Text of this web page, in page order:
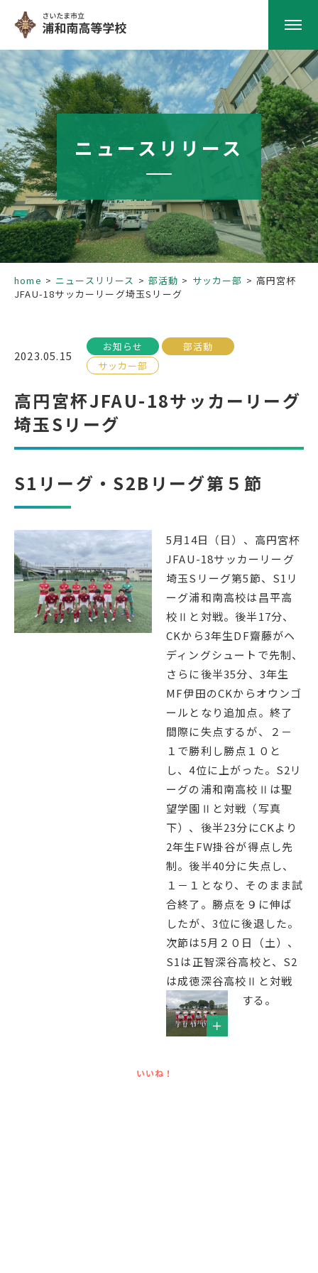
HOME
学校紹介
南高の教育
学校生活
部活動
受検生の方へ
年間スケジュール
学校パンフレット
教科ガイド
事務室より
在校生の皆さんへ
地域の皆様へ
同窓会
教育関係者の方へ
各種証明書発行
アクセス
お問い合わせ
プライバシーポリシー
ニュースリリース
home ニュースリリース 部活動 サッカー部
高円宮杯
JFAU-18サッカーリーグ埼玉Sリーグ
2023.05.15
お知らせ
部活動
サッカー部
高円宮杯JFAU-18サッカーリーグ
埼玉Sリーグ
S1リーグ・S2Bリーグ第５節
5月14日（日）、高円宮杯
JFAU-18サッカーリーグ
埼玉Sリーグ第5節、S1リ
ーグ浦和南高校は昌平高
校Ⅱと対戦。後半17分、
CKから3年生DF齋藤がヘ
ディングシュートで先制、
さらに後半35分、3年生
MF伊田のCKからオウンゴ
ールとなり追加点。終了
間際に失点するが、２－
１で勝利し勝点１０と
し、4位に上がった。S2リ
ーグの浦和南高校Ⅱは聖
望学園Ⅱと対戦（写真
下）、後半23分にCKより
2年生FW掛谷が得点し先
制。後半40分に失点し、
１－１となり、そのまま試
合終了。勝点を９に伸ば
したが、3位に後退した。
次節は5月２０日（土）、
S1は正智深谷高校と、S2
は成徳深谷高校Ⅱと対戦
する。
いいね！